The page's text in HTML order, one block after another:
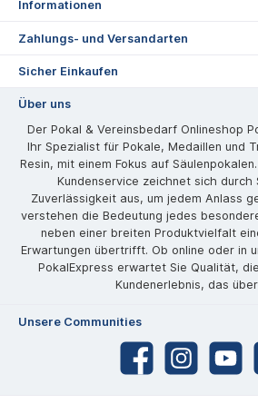
Informationen
Zahlungs- und Versandarten
Sicher Einkaufen
Über uns
Der Pokal & Vereinsbedarf Onlineshop
Ihr Spezialist für Pokale, Medaillen und
Resin, mit einem Fokus auf
Kundenservice zeichnet sich durch
Zuverlässigkeit aus, um jedem Anlass
verstehen die Bedeutung jedes
neben einer breiten Produktvielfalt
Erwartungen übertrifft. Ob online oder in
PokalExpress erwartet Sie Qualität,
Kundenerlebnis, das
Unsere Communities